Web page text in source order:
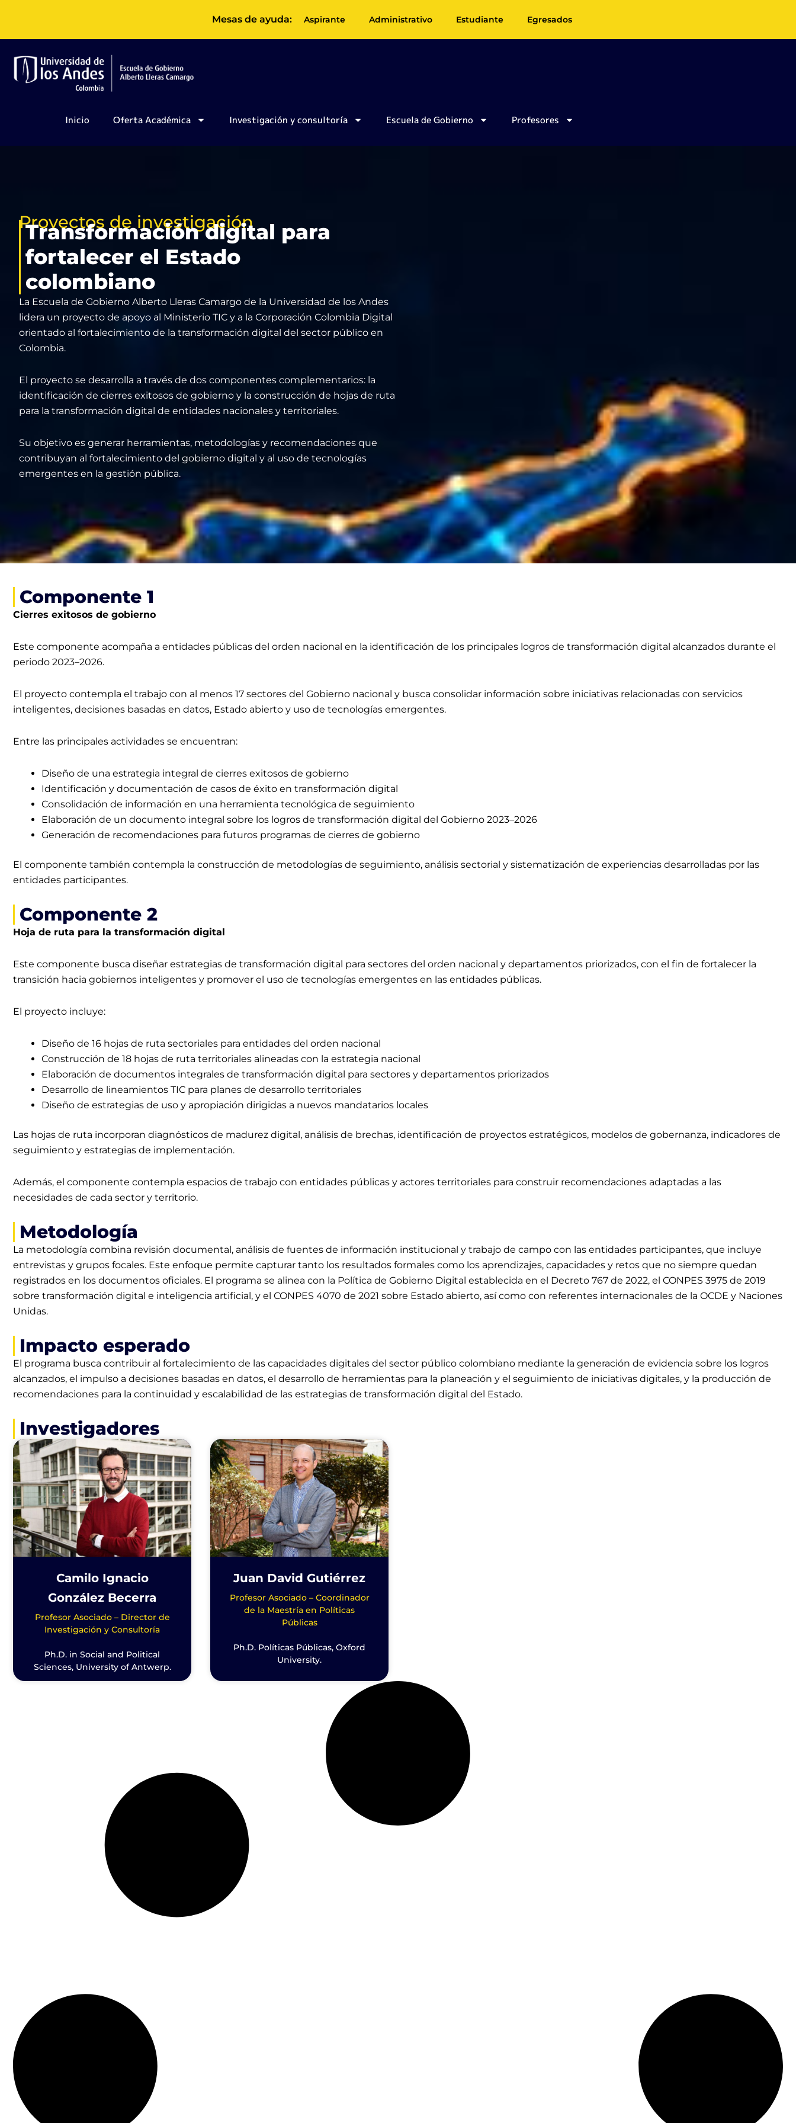
contenido
Mesas de ayuda: Aspirante Administrativo Estudiante Egresados
Inicio Oferta Académica Investigación y consultoría Escuela de Gobierno Profesores
Proyectos de investigación
Transformación digital para
fortalecer el Estado
colombiano
La Escuela de Gobierno Alberto Lleras Camargo de la Universidad de los Andes
lidera un proyecto de apoyo al Ministerio TIC y a la Corporación Colombia Digital
orientado al fortalecimiento de la transformación digital del sector público en
Colombia.
El proyecto se desarrolla a través de dos componentes complementarios: la
identificación de cierres exitosos de gobierno y la construcción de hojas de ruta
para la transformación digital de entidades nacionales y territoriales.
Su objetivo es generar herramientas, metodologías y recomendaciones que
contribuyan al fortalecimiento del gobierno digital y al uso de tecnologías
emergentes en la gestión pública.
Componente 1
Cierres exitosos de gobierno
Este componente acompaña a entidades públicas del orden nacional en la identificación de los principales logros de transformación digital alcanzados durante el
periodo 2023–2026.
El proyecto contempla el trabajo con al menos 17 sectores del Gobierno nacional y busca consolidar información sobre iniciativas relacionadas con servicios
inteligentes, decisiones basadas en datos, Estado abierto y uso de tecnologías emergentes.
Entre las principales actividades se encuentran:
Diseño de una estrategia integral de cierres exitosos de gobierno
Identificación y documentación de casos de éxito en transformación digital
Consolidación de información en una herramienta tecnológica de seguimiento
Elaboración de un documento integral sobre los logros de transformación digital del Gobierno 2023–2026
Generación de recomendaciones para futuros programas de cierres de gobierno
El componente también contempla la construcción de metodologías de seguimiento, análisis sectorial y sistematización de experiencias desarrolladas por las
entidades participantes.
Componente 2
Hoja de ruta para la transformación digital
Este componente busca diseñar estrategias de transformación digital para sectores del orden nacional y departamentos priorizados, con el fin de fortalecer la
transición hacia gobiernos inteligentes y promover el uso de tecnologías emergentes en las entidades públicas.
El proyecto incluye:
Diseño de 16 hojas de ruta sectoriales para entidades del orden nacional
Construcción de 18 hojas de ruta territoriales alineadas con la estrategia nacional
Elaboración de documentos integrales de transformación digital para sectores y departamentos priorizados
Desarrollo de lineamientos TIC para planes de desarrollo territoriales
Diseño de estrategias de uso y apropiación dirigidas a nuevos mandatarios locales
Las hojas de ruta incorporan diagnósticos de madurez digital, análisis de brechas, identificación de proyectos estratégicos, modelos de gobernanza, indicadores de
seguimiento y estrategias de implementación.
Además, el componente contempla espacios de trabajo con entidades públicas y actores territoriales para construir recomendaciones adaptadas a las
necesidades de cada sector y territorio.
Metodología
La metodología combina revisión documental, análisis de fuentes de información institucional y trabajo de campo con las entidades participantes, que incluye
entrevistas y grupos focales. Este enfoque permite capturar tanto los resultados formales como los aprendizajes, capacidades y retos que no siempre quedan
registrados en los documentos oficiales. El programa se alinea con la Política de Gobierno Digital establecida en el Decreto 767 de 2022, el CONPES 3975 de 2019
sobre transformación digital e inteligencia artificial, y el CONPES 4070 de 2021 sobre Estado abierto, así como con referentes internacionales de la OCDE y Naciones
Unidas.
Impacto esperado
El programa busca contribuir al fortalecimiento de las capacidades digitales del sector público colombiano mediante la generación de evidencia sobre los logros
alcanzados, el impulso a decisiones basadas en datos, el desarrollo de herramientas para la planeación y el seguimiento de iniciativas digitales, y la producción de
recomendaciones para la continuidad y escalabilidad de las estrategias de transformación digital del Estado.
Investigadores
Camilo Ignacio
González Becerra
Profesor Asociado – Director de
Investigación y Consultoría
Ph.D. in Social and Political
Sciences, University of Antwerp.
Juan David Gutiérrez
Profesor Asociado – Coordinador
de la Maestría en Políticas
Públicas
Ph.D. Políticas Públicas, Oxford
University.